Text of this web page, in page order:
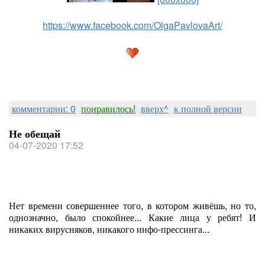
https://www.facebook.com/OlgaPavlovaArt/
комментарии: 0 понравилось! вверх^ к полной версии
Не обещай
04-07-2020 17:52
Нет времени совершеннее того, в котором живёшь, но то,
однозначно, было спокойнее... Какие лица у ребят! И
никаких вирусняков, никакого инфо-прессинга...